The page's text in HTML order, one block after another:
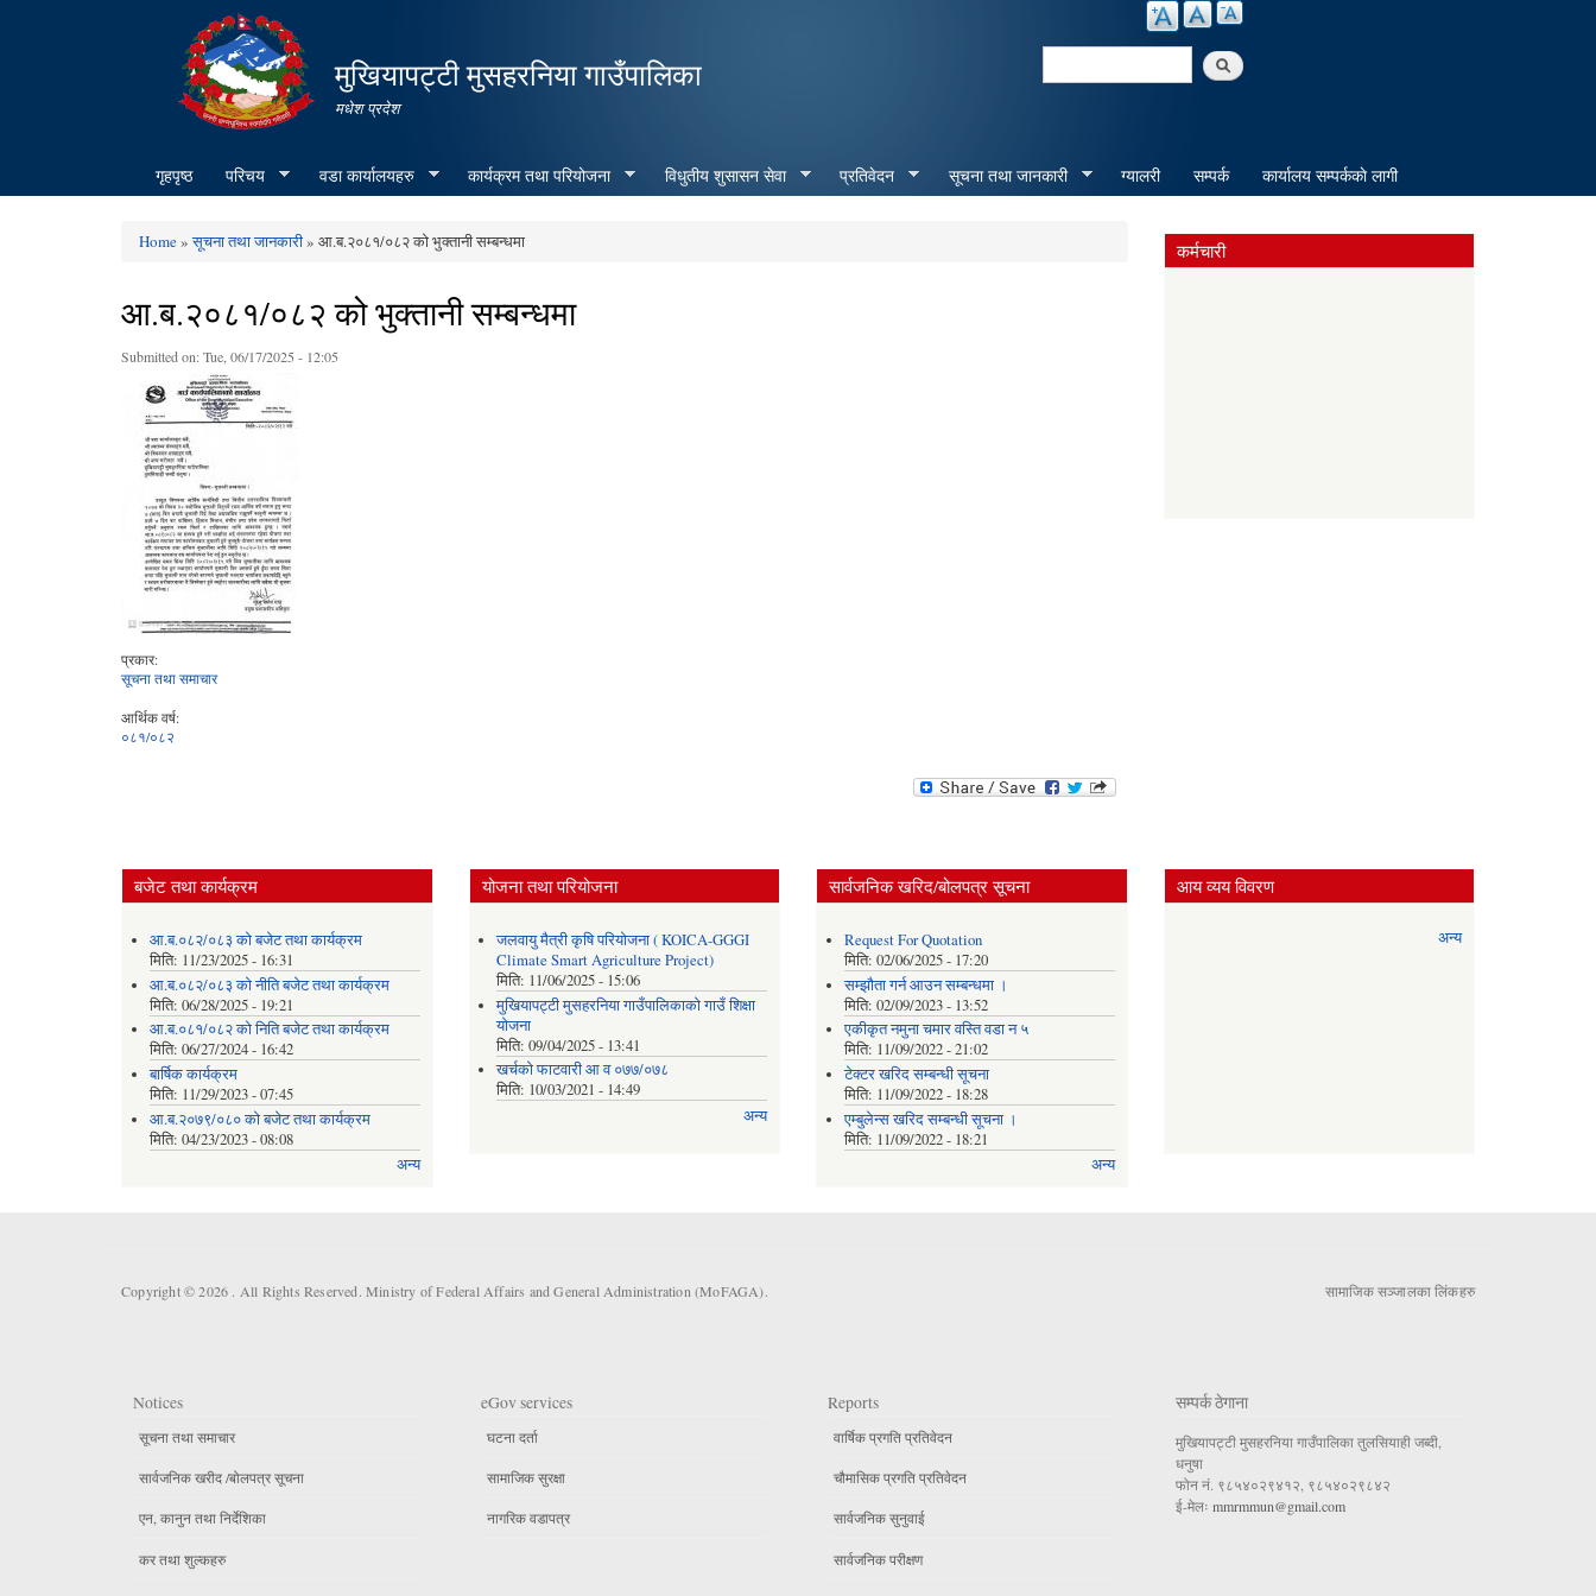
मुखियापट्टी मुसहरनिया गाउँपालिका
मधेश प्रदेश
Search
गृहपृष्ठ परिचय वडा कार्यालयहरु कार्यक्रम तथा परियोजना विधुतीय शुसासन सेवा प्रतिवेदन सूचना तथा जानकारी ग्यालरी सम्पर्क कार्यालय सम्पर्ककाे लागी
You are here
Home»सूचना तथा जानकारी» आ.ब.२०८१/०८२ को भुक्तानी सम्बन्धमा
आ.ब.२०८१/०८२ को भुक्तानी सम्बन्धमा
Submitted on:Tue, 06/17/2025 - 12:05
प्रकार:
सूचना तथा समाचार
आर्थिक वर्ष:
०८१/०८२
कर्मचारी
बजेट तथा कार्यक्रम
आ.ब.०८२/०८३ को बजेट तथा कार्यक्रम
मिति: 11/23/2025 - 16:31
आ.ब.०८२/०८३ को नीति बजेट तथा कार्यक्रम
मिति: 06/28/2025 - 19:21
आ.ब.०८१/०८२ को निति बजेट तथा कार्यक्रम
मिति: 06/27/2024 - 16:42
बार्षिक कार्यक्रम
मिति: 11/29/2023 - 07:45
आ.ब.२०७९/०८० को बजेट तथा कार्यक्रम
मिति: 04/23/2023 - 08:08
अन्य
योजना तथा परियोजना
जलवायु मैत्री कृषि परियोजना ( KOICA-GGGI
Climate Smart Agriculture Project)
मिति: 11/06/2025 - 15:06
मुखियापट्टी मुसहरनिया गाउँपालिकाको गाउँ शिक्षा
योजना
मिति:09/04/2025 - 13:41
खर्चकाे फाटवारी आ व ०७७/०७८
मिति: 10/03/2021 - 14:49
अन्य
सार्वजनिक खरिद/बोलपत्र सूचना
Request For Quotation
मिति: 02/06/2025 - 17:20
सम्झौता गर्न आउन सम्बन्धमा ।
मिति: 02/09/2023 - 13:52
एकीकृत नमुना चमार वस्ति वडा न ५
मिति: 11/09/2022 - 21:02
टेक्टर खरिद सम्बन्धी सूचना
मिति: 11/09/2022 - 18:28
एम्बुलेन्स खरिद सम्बन्धी सूचना ।
मिति: 11/09/2022 - 18:21
अन्य
आय व्यय विवरण
अन्य
Copyright © 2026 . All Rights Reserved. Ministry of Federal Affairs and General Administration (MoFAGA). सामाजिक सञ्जालका लिंकहरु
Notices
सूचना तथा समाचार
सार्वजनिक खरीद /बोलपत्र सूचना
एन, कानुन तथा निर्देशिका
कर तथा शुल्कहरु
eGov services
घटना दर्ता
सामाजिक सुरक्षा
नागरिक वडापत्र
Reports
वार्षिक प्रगति प्रतिवेदन
चौमासिक प्रगति प्रतिवेदन
सार्वजनिक सुनुवाई
सार्वजनिक परीक्षण
सम्पर्क ठेगाना
मुखियापट्टी मुसहरनिया गाउँपालिका तुलसियाही जब्दी,
धनुषा
फोन नं. ९८५४०२९४१२, ९८५४०२९८४२
ई-मेलः mmrmmun@gmail.com